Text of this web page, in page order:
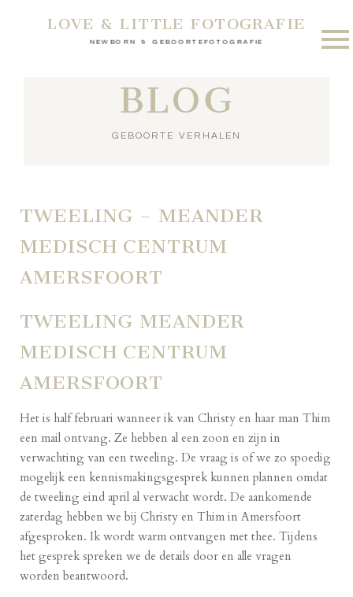
NEWBORN & GEBOORTEFOTOGRAFIE
LOVE & LITTLE FOTOGRAFIE
BLOG
GEBOORTE VERHALEN
TWEELING – MEANDER
MEDISCH CENTRUM
AMERSFOORT
TWEELING MEANDER
MEDISCH CENTRUM
AMERSFOORT
Het is half februari wanneer ik van Christy en haar man Thim
een mail ontvang. Ze hebben al een zoon en zijn in
verwachting van een tweeling. De vraag is of we zo spoedig
mogelijk een kennismakingsgesprek kunnen plannen omdat
de tweeling eind april al verwacht wordt. De aankomende
zaterdag hebben we bij Christy en Thim in Amersfoort
afgesproken. Ik wordt warm ontvangen met thee. Tijdens
het gesprek spreken we de details door en alle vragen
worden beantwoord.